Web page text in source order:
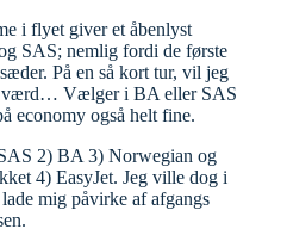
i flyet giver et åbenlyst
SAS; nemlig fordi de første
På en så kort tur, vil jeg
værd… Vælger i BA eller SAS
economy også helt fine.
2) BA 3) Norwegian og
4) EasyJet. Jeg ville dog i
mig påvirke af afgangs